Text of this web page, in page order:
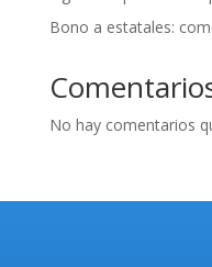
Bono a estatales:
No hay comentarios